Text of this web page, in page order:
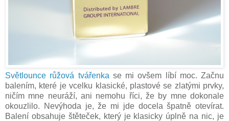
Světlounce růžová tvářenka se mi ovšem líbí moc. Začnu
balením, které je vcelku klasické, plastové se zlatými prvky,
ničím mne neuráží, ani nemohu říci, že by mne dokonale
okouzlilo. Nevýhoda je, že mi jde docela špatně otevírat.
Balení obsahuje štěteček, který je klasicky úplně na nic, je